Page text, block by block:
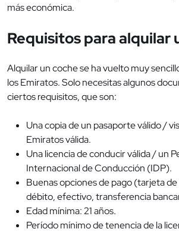
más económica.
Requisitos para alquilar
Alquilar un coche se ha vuelto muy
los Emiratos. Solo necesitas algunos
ciertos requisitos, que son:
Una copia de un pasaporte válido /
Emiratos válida.
Una licencia de conducir válida / un
Internacional de Conducción (IDP).
Buenas opciones de pago (tarjeta
débito, efectivo, transferencia
Edad mínima: 21 años.
Período mínimo de tenencia de la